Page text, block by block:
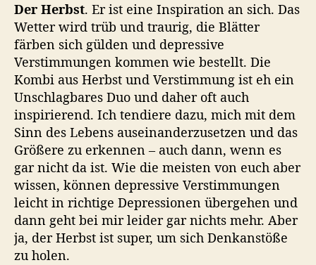
Der Herbst. Er ist eine Inspiration an sich. Das
Wetter wird trüb und traurig, die Blätter
färben sich gülden und depressive
Verstimmungen kommen wie bestellt. Die
Kombi aus Herbst und Verstimmung ist eh ein
Unschlagbares Duo und daher oft auch
inspirierend. Ich tendiere dazu, mich mit dem
Sinn des Lebens auseinanderzusetzen und das
Größere zu erkennen – auch dann, wenn es
gar nicht da ist. Wie die meisten von euch aber
wissen, können depressive Verstimmungen
leicht in richtige Depressionen übergehen und
dann geht bei mir leider gar nichts mehr. Aber
ja, der Herbst ist super, um sich Denkanstöße
zu holen.